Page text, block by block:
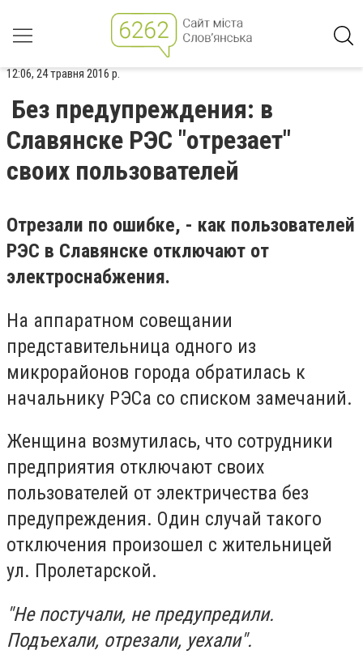
12:06, 24 травня 2016 р.
Без предупреждения: в
Славянске РЭС "отрезает"
своих пользователей
Отрезали по ошибке, - как пользователей
РЭС в Славянске отключают от
электроснабжения.
На аппаратном совещании
представительница одного из
микрорайонов города обратилась к
начальнику РЭСа со списком замечаний.
Женщина возмутилась, что сотрудники
предприятия отключают своих
пользователей от электричества без
предупреждения. Один случай такого
отключения произошел с жительницей
ул. Пролетарской.
"Не постучали, не предупредили.
Подъехали, отрезали, уехали".